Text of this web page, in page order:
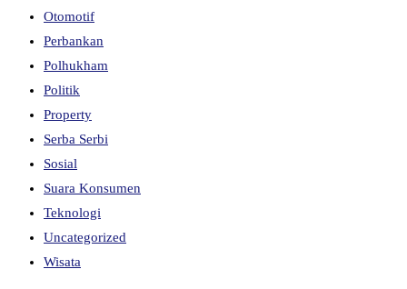
Otomotif
Perbankan
Polhukham
Politik
Property
Serba Serbi
Sosial
Suara Konsumen
Teknologi
Uncategorized
Wisata